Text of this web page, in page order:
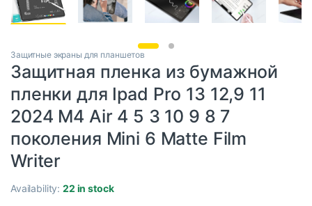
Защитные экраны для планшетов
Защитная пленка из бумажной
пленки для Ipad Pro 13 12,9 11
2024 M4 Air 4 5 3 10 9 8 7
поколения Mini 6 Matte Film
Writer
Availability:22 in stock